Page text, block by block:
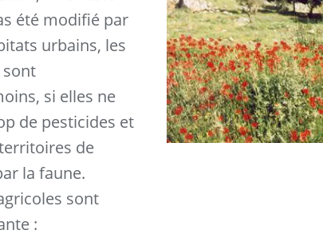
été modifié par
urbains, les
sont
si elles ne
de pesticides et
de
la faune.
sont
: